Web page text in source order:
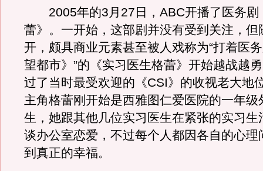
2005年的3月27日，ABC开播了医务剧
蕾》。一开始，这部剧并没有受到关注，但
开，颇具商业元素甚至被人戏称为“打着医
望都市》”的《实习医生格蕾》开始越战越
过了当时最受欢迎的《CSI》的收视老大地
主角格蕾刚开始是西雅图仁爱医院的一年级
生，她跟其他几位实习医生在紧张的实习生
谈办公室恋爱，不过每个人都因各自的心理
到真正的幸福。